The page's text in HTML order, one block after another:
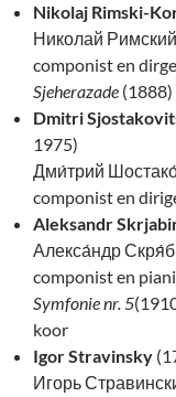
Nikolaj Rimski-
Николай
componist en
Sjeherazade
Dmitri
1975)
Дми́трий
componist en
Aleksandr
Алекса́ндр
componist en
Symfonie nr. 5
koor
Igor Stravinsky
Игорь